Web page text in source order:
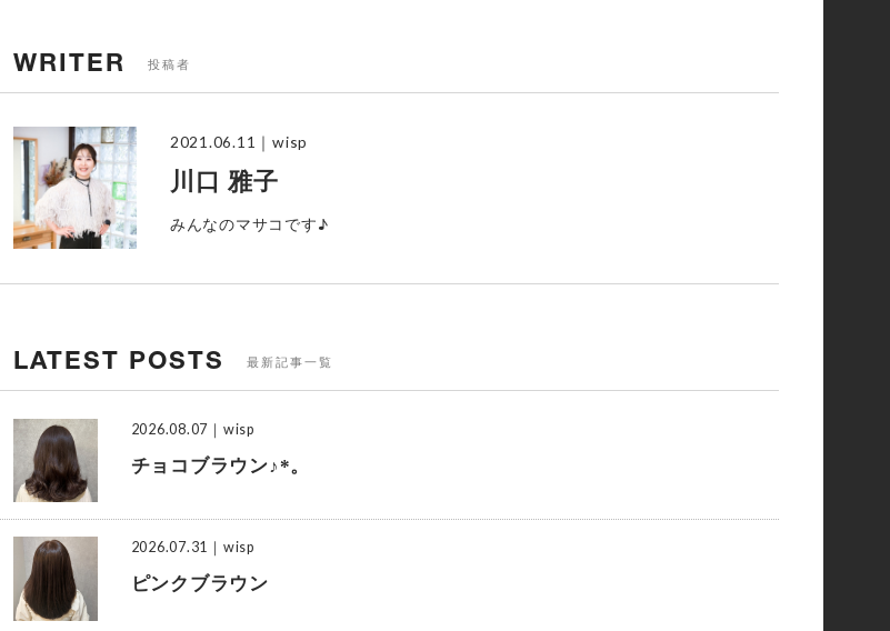
WRITER 投稿者
2021.06.11 ｜wisp
川口 雅子
みんなのマサコです♪
LATEST POSTS 最新記事一覧
2026.08.07 ｜wisp
チョコブラウン♪*。
2026.07.31 ｜wisp
ピンクブラウン